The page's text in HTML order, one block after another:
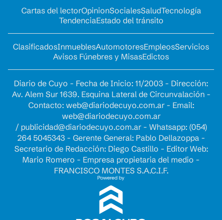
Cartas del lectorOpinionSocialesSaludTecnología
TendenciaEstado del tránsito
ClasificadosInmueblesAutomotoresEmpleosServicios
Avisos Fúnebres y MisasEdictos
Diario de Cuyo - Fecha de Inicio: 11/2003 - Dirección:
Av. Alem Sur 1639. Esquina Lateral de Circunvalación -
Contacto: web@diariodecuyo.com.ar- Email:
web@diariodecuyo.com.ar
/ publicidad@diariodecuyo.com.ar- Whatsapp: (054)
264 5045343 - Gerente General: Pablo Dellazoppa -
Secretario de Redacción: Diego Castillo - Editor Web:
Mario Romero - Empresa propietaria del medio -
FRANCISCO MONTES S.A.C.I.F.